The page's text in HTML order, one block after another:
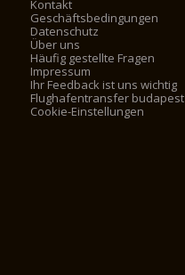
Kontakt
Geschäftsbedingungen
Datenschutz
Über uns
Häufig gestellte Fragen
Impressum
Ihr Feedback ist uns wichtig
Flughafentransfer budapest
Cookie-Einstellungen